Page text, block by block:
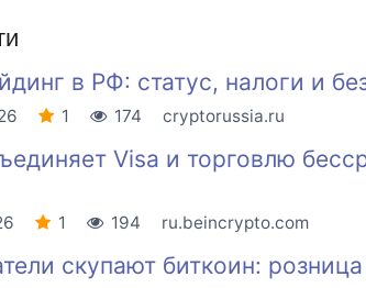
в РФ: статус, налоги и
1 174 cryptorussia.ru
Visa и торговлю
1 194 ru.beincrypto.com
скупают биткоин: